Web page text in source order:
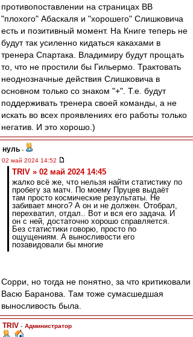
противопоставлении на страницах ВВ
"плохого" Абаскаля и "хорошего" Слишковича
есть и позитивный момент. На Книге теперь не
будут так усиленно кидаться какахами в
тренера Спартака. Владимиру будут прощать
то, что не простили бы Гильермо. Трактовать
неоднозначные действия Слишковича в
основном только со знаком "+". Т.е. будут
поддерживать тренера своей команды, а не
искать во всех проявлениях его работы только
негатив. И это хорошо.)
нуль -
02 май 2024 14:52
TRIV » 02 май 2024 14:45
жалко всё же, что нельзя найти статистику по
пробегу за матч. По моему Пруцев выдаёт
там просто космические результаты. Не
забивает много? А он и не должен. Отобрал,
перехватил, отдал.. Вот и вся его задача. И
он с ней, достаточно хорошо справляется.
Без статистики говорю, просто по
ощущениям. А выносливости его
позавидовали бы многие
Сорри, но тогда не понятно, за что критиковали
Васю Баранова. Там тоже сумасшедшая
выносливость была.
TRIV - Администратор